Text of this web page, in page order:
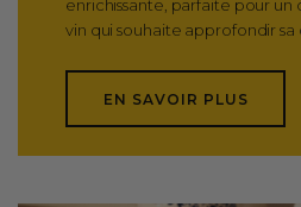
enrichissante, parfaite pour un
vin qui souhaite approfondir
EN SAVOIR PLUS